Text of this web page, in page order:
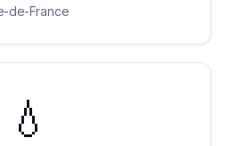
de-France
💧